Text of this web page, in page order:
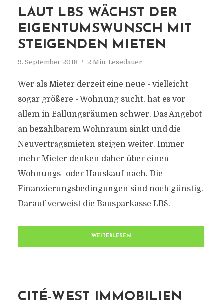
LAUT LBS WÄCHST DER
EIGENTUMSWUNSCH MIT
STEIGENDEN MIETEN
9. September 2018 2 Min. Lesedauer
Wer als Mieter derzeit eine neue - vielleicht
sogar größere - Wohnung sucht, hat es vor
allem in Ballungsräumen schwer. Das Angebot
an bezahlbarem Wohnraum sinkt und die
Neuvertragsmieten steigen weiter. Immer
mehr Mieter denken daher über einen
Wohnungs- oder Hauskauf nach. Die
Finanzierungsbedingungen sind noch günstig.
Darauf verweist die Bausparkasse LBS.
WEITERLESEN
CITÉ-WEST IMMOBILIEN